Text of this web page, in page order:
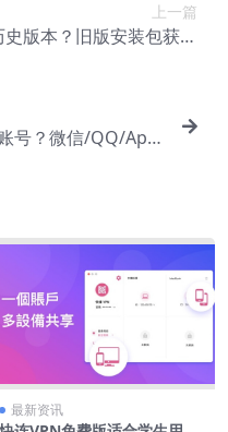
上一篇
版本？旧版安装包获取
号？微信/QQ/Appl
最新资讯